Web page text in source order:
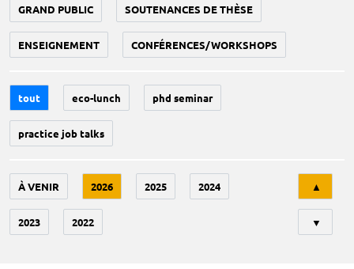
GRAND PUBLIC SOUTENANCES DE THÈSE
ENSEIGNEMENT CONFÉRENCES/WORKSHOPS
tout eco-lunch phd seminar
practice job talks
À VENIR 2026 2025 2024
2023 2022
▲
▼